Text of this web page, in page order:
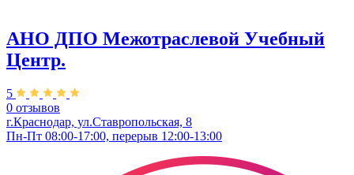
АНО ДПО Межотраслевой Учебный
Центр.
5
0 отзывов
г.Краснодар, ул.Ставропольская, 8
Пн-Пт 08:00-17:00, перерыв 12:00-13:00